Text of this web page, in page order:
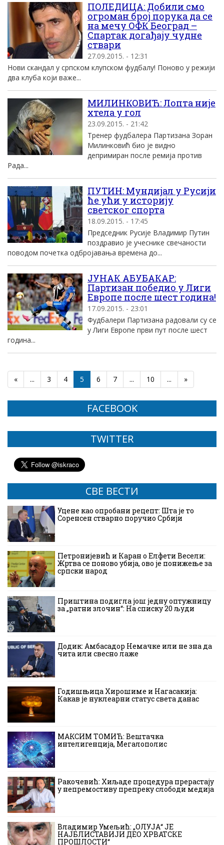
ПОЛЕДИЦА: Добили смо
огроман број порука да се
на мечу ОФК Београд –
Спартак догађају чудне
ствари
27.09.2015. - 12:31
Нови скандал у српском клупском фудбалу! Поново у режији
два клуба који важе...
МИЛИНКОВИЋ: Лопта није
хтела у гол
23.09.2015. - 21:42
Тренер фудбалера Партизана Зоран
Милинковић био је видно
депримиран после ремија против
Рада...
ПУТИН: Мундијал у Русији
ће ући у историју
светског спорта
18.09.2015. - 17:45
Председник Русије Владимир Путин
поздравио је учеснике свечаности
поводом почетка одбројавања времена до...
ЈУНАК АБУБАКАР:
Партизан победио у Лиги
Европе после шест година!
17.09.2015. - 23:01
Фудбалери Партизана радовали су се
у Лиги Европе први пут после шест
година...
« ... 3 4 5 6 7 ... 10 ... »
FACEBOOK
TWITTER
СВЕ ВЕСТИ
Уцене као опробани рецепт: Шта је то
Соренсен стварно поручио Србији
Петронијевић и Каран о Елфети Весели:
Жртва се поново убија, ово је понижење за
српски народ
Приштина подигла још једну оптужницу
за „ратни злочин“: На списку 20 људи
Додик: Амбасадор Немачке или не зна да
чита или свесно лаже
Годишњица Хирошиме и Нагасакија:
Какав је нуклеарни статус света данас
МАКСИМ ТОМИЋ: Вештачка
интелигенција, Мегалополис
Ракочевић: Хиљаде процедура прерастају
у непремостиву препреку слободи медија
Владимир Умељић: „ОЛУЈА“ ЈЕ
НАЈБЛИСТАВИЈИ ДЕО ХРВАТСКЕ
ПРОШЛОСТИ“